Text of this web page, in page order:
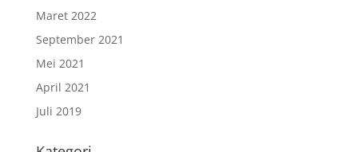
Maret 2022
September 2021
Mei 2021
April 2021
Juli 2019